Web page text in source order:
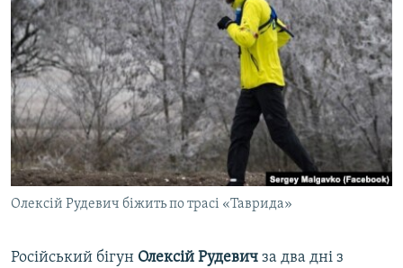
ВСЕ ЗА ДЕНЬ
СПЕЦПРОЕКТИ
ДЕПОРТАЦІЯ
ВІДЕОУРОКИ «ELIFBE»
СВІДЧЕННЯ ОКУПАЦІЇ
УКРАЇНСЬКА ПРОБЛЕМА КРИМУ
ІНФОГРАФІКА
ЯК ОБІЙТИ БЛОКУВАННЯ
Русский
Qırımtatar
ДОЛУЧАЙСЯ!
Олексій Рудевич біжить по трасі «Таврида»
Російський бігун Олексій Рудевич за два дні з